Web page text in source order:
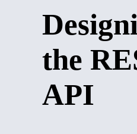
the
API